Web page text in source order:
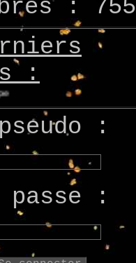
: 755
:
Marcsupilami
:
passe :